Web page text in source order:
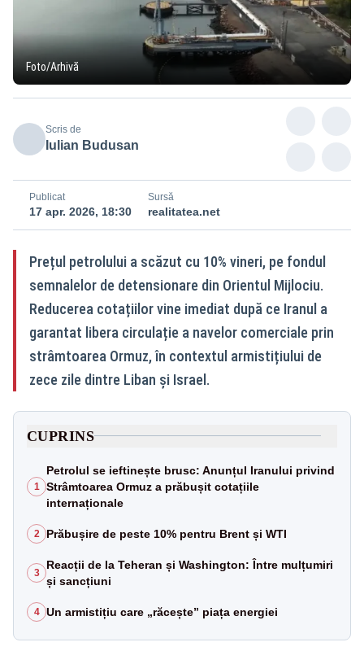
Foto/Arhivă
Scris de
Iulian Budusan
Publicat
17 apr. 2026, 18:30
Sursă
realitatea.net
Prețul petrolului a scăzut cu 10% vineri, pe fondul
semnalelor de detensionare din Orientul Mijlociu.
Reducerea cotațiilor vine imediat după ce Iranul a
garantat libera circulație a navelor comerciale prin
strâmtoarea Ormuz, în contextul armistițiului de
zece zile dintre Liban și Israel.
CUPRINS
1
Petrolul se ieftinește brusc: Anunțul Iranului privind
Strâmtoarea Ormuz a prăbușit cotațiile
internaționale
2 Prăbușire de peste 10% pentru Brent și WTI
3
Reacții de la Teheran și Washington: Între mulțumiri
și sancțiuni
4 Un armistițiu care „răcește” piața energiei